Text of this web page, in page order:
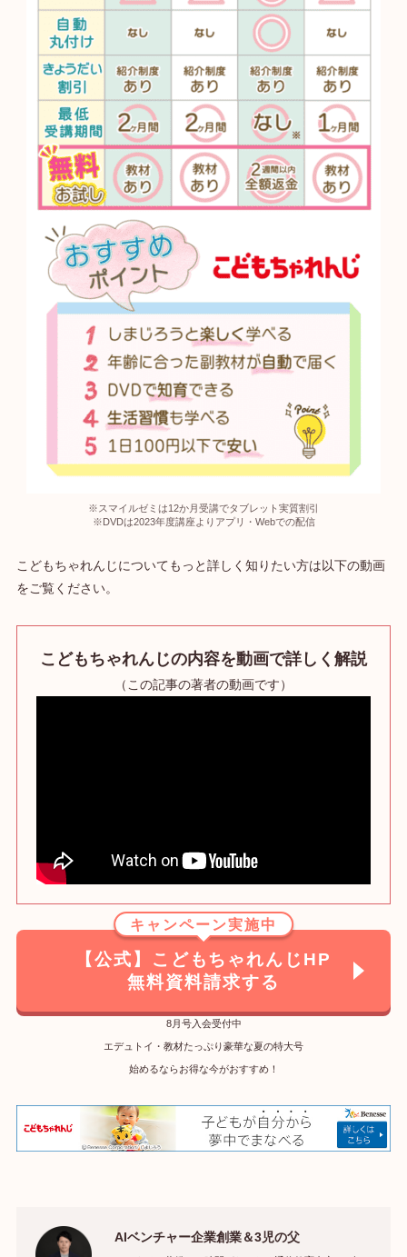
※スマイルゼミは12か月受講でタブレット実質割引
※DVDは2023年度講座よりアプリ・Webでの配信
こどもちゃれんじについてもっと詳しく知りたい方は以下の動画
をご覧ください。
こどもちゃれんじの内容を動画で詳しく解説
（この記事の著者の動画です）
キャンペーン実施中
【公式】こどもちゃれんじHP
無料資料請求する
8月号入会受付中
エデュトイ・教材たっぷり豪華な夏の特大号
始めるならお得な今がおすすめ！
AIベンチャー企業創業＆3児の父